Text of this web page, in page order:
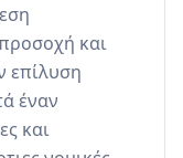
και
επίλυση
έναν
και